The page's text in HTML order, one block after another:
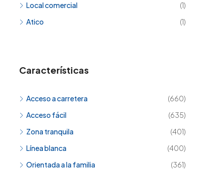
Local comercial
(1)
Atico
(1)
Características
Acceso a carretera
(660)
Acceso fácil
(635)
Zona tranquila
(401)
Línea blanca
(400)
Orientada a la familia
(361)